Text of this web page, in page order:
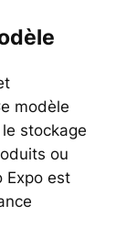
modèle
stockage
ou
Expo est